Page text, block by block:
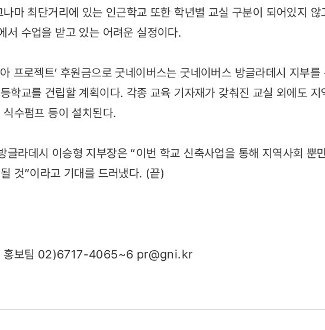
마 최단거리에 있는 인근학교 또한 학년별 교실 구분이 되어있지
서 수업을 받고 있는 어려운 실정이다.
프로젝트’ 후원금으로 굿네이버스는 굿네이버스 방글라데시 지부
학교를 건립할 계획이다. 각종 교육 기자재가 갖춰진 교실 외에도
수펌프 등이 설치된다.
글라데시 이승형 지부장은 “이번 학교 신축사업을 통해 지역사회 뿐
것”이라고 기대를 드러냈다. (끝)
홍보팀 02)6717-4065~6 pr@gni.kr